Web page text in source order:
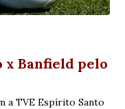
Banfield pelo
a TVE Espírito Santo